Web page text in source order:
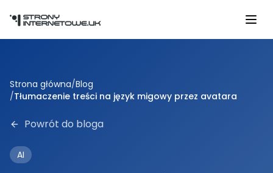
Strona główna/Blog
/Tłumaczenie treści na język migowy przez avatara
Powrót do bloga
AI